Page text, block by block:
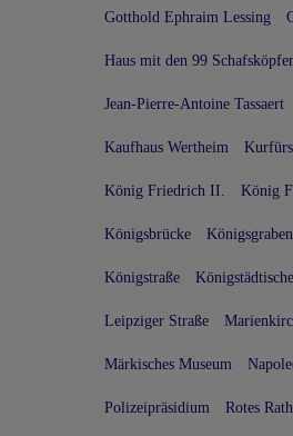
Gotthold Ephraim Lessing
Haus mit den 99
Jean-Pierre-Antoine Tassaert
Kaufhaus Wertheim
König Friedrich II. König
Königsbrücke Königsgraben
Königstraße
Leipziger Straße
Märkisches Museum
Polizeipräsidium Rotes